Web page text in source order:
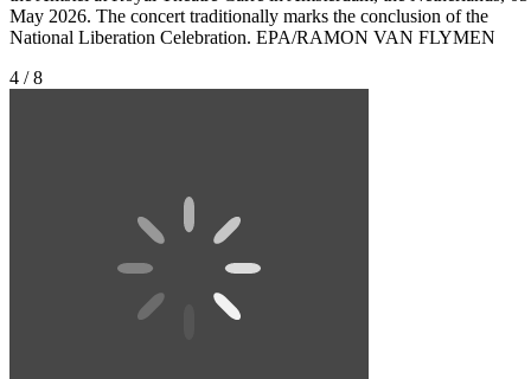
May 2026. The concert traditionally marks the conclusion of the
National Liberation Celebration. EPA/RAMON VAN FLYMEN
4 / 8